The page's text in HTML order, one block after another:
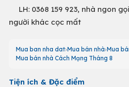
LH: 0368 159 923, nhà ngon
người khác cọc mất
Mua ban nha dat Mua bán nhà Mua
Mua bán nhà Cách Mạng Tháng 8
Tiện ích & Đặc điểm